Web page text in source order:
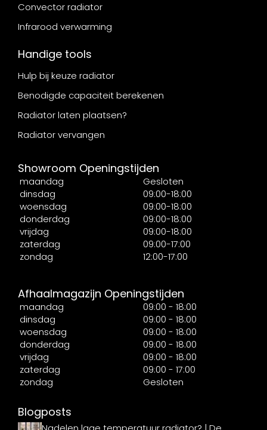
Convector radiator
Infrarood verwarming
Handige tools
Hulp bij keuze radiator
Benodigde capaciteit berekenen
Radiator laten plaatsen?
Radiator vervangen
Showroom Openingstijden
maandag
Gesloten
dinsdag
09:00-18:00
woensdag
09:00-18:00
donderdag
09:00-18:00
vrijdag
09:00-18:00
zaterdag
09:00-17:00
zondag
12:00-17:00
Afhaalmagazijn Openingstijden
maandag
09:00 - 18:00
dinsdag
09:00 - 18:00
woensdag
09:00 - 18:00
donderdag
09:00 - 18:00
vrijdag
09:00 - 18:00
zaterdag
09:00 - 17:00
zondag
Gesloten
Blogposts